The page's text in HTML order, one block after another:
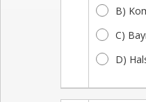
B)
C)
D)